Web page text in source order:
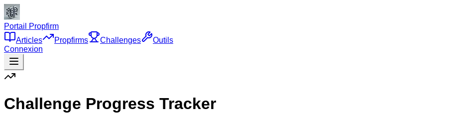
Portail Propfirm
Articles
Propfirms Challenges
Outils
Connexion
Challenge Progress Tracker